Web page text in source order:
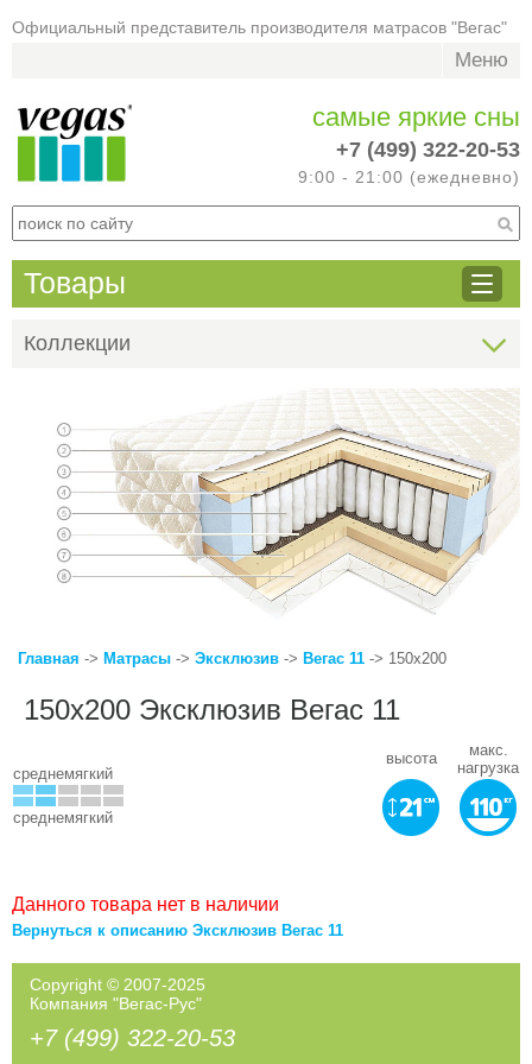
Официальный представитель производителя матрасов "Вегас"
Меню
самые яркие сны
+7 (499) 322-20-53
9:00 - 21:00 (ежедневно)
Товары
Коллекции
Главная -> Матрасы -> Эксклюзив -> Вегас 11 -> 150x200
150x200 Эксклюзив Вегас 11
среднемягкий
среднемягкий
высота
макс.
нагрузка
Данного товара нет в наличии
Вернуться к описанию Эксклюзив Вегас 11
Copyright © 2007-2025
Компания "Вегас-Рус"
+7 (499) 322-20-53